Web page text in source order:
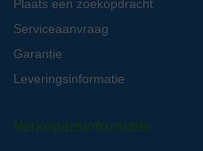
Plaats een zoekopdracht
Serviceaanvraag
Garantie
Leveringsinformatie
Verkopersinformatie